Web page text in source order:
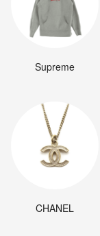
Supreme
CHANEL